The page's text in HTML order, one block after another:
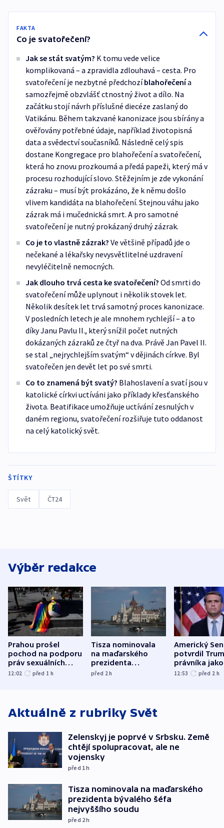
FAKTA
Co je svatořečení?
Jak se stát svatým? K tomu vede velice
komplikovaná – a zpravidla zdlouhavá – cesta. Pro
svatořečení je nezbytné předchozíblahořečenía
samozřejmě obzvlášť ctnostný život a dílo. Na
začátku stojí návrh příslušné diecéze zaslaný do
Vatikánu. Během takzvané kanonizace jsou sbírány a
ověřovány potřebné údaje, například životopisná
data a svědectví současníků. Následně celý spis
dostane Kongregace pro blahořečení a svatořečení,
která ho znovu prozkoumá a předá papeži, který má v
procesu rozhodující slovo. Stěžejním je zde vykonání
zázraku – musí být prokázáno, že k němu došlo
vlivem kandidáta na blahořečení. Stejnou váhu jako
zázrak má i mučednická smrt. A pro samotné
svatořečení je nutný prokázaný druhý zázrak.
Co je to vlastně zázrak? Ve většině případů jde o
nečekané a lékařsky nevysvětlitelné uzdravení
nevyléčitelně nemocných.
Jak dlouho trvá cesta ke svatořečení? Od smrti do
svatořečení může uplynout i několik stovek let.
Několik desítek let trvá samotný proces kanonizace.
V posledních letech je ale mnohem rychlejší – a to
díky Janu Pavlu II., který snížil počet nutných
dokázaných zázraků ze čtyř na dva. Právě Jan Pavel II.
se stal „nejrychlejším svatým“ v dějinách církve. Byl
svatořečen jen devět let po své smrti.
Co to znamená být svatý? Blahoslavení a svatí jsou v
katolické církvi uctíváni jako příklady křesťanského
života. Beatifikace umožňuje uctívání zesnulých v
daném regionu, svatořečení rozšiřuje tuto oddanost
na celý katolický svět.
ŠTÍTKY
Svět ČT24
Výběr redakce
Prahou prošel
pochod na podporu
práv sexuálních
menšin
12:02 před 1 h
Tisza nominovala
na maďarského
prezidenta
bývalého šéfa
před 2h
Americký
potvrdil
právníka jako
ministra
12:53 před 2 h
Aktuálně z rubriky Svět
Zelenskyj je poprvé v Srbsku. Země
chtějí spolupracovat, ale ne
vojensky
před 1h
Tisza nominovala na maďarského
prezidenta bývalého šéfa
nejvyššího soudu
před 2h